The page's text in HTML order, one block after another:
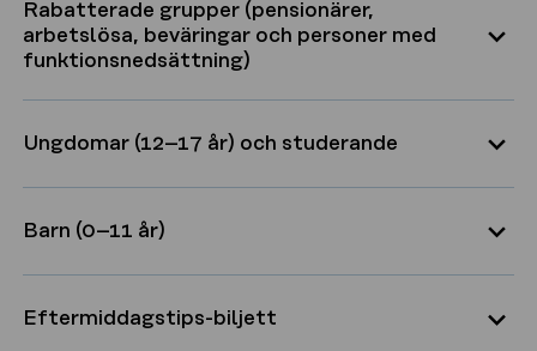
Rabatterade grupper (pensionärer,
arbetslösa, beväringar och personer med
funktionsnedsättning)
Ungdomar (12–17 år) och studerande
Barn (0–11 år)
Eftermiddagstips-biljett